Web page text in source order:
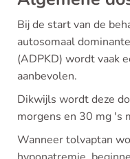
Bij de start van de
autosomaal
(ADPKD) wordt vaak
aanbevolen.
Dikwijls wordt deze
morgens en 30 mg 's
Wanneer tolvaptan